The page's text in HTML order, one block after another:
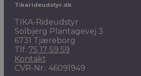
Tikarideudstyr.dk
TIKA-Rideudstyr
Solbjerg Plantagevej 3
6731 Tjæreborg
Tlf. 75 17 59 59
Kontakt
CVR-Nr.: 46091949